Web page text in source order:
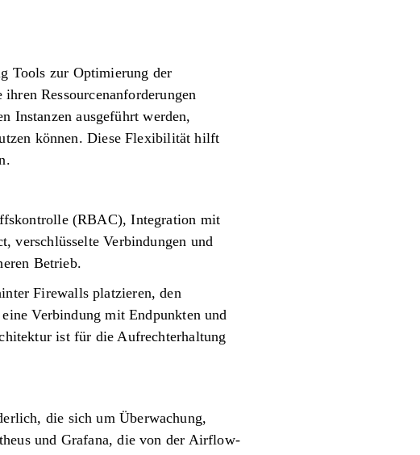
Tools zur Optimierung der
Ressourcenanforderungen
Instanzen ausgeführt werden,
können. Diese Flexibilität hilft
(RBAC), Integration mit
verschlüsselte Verbindungen und
Betrieb.
Firewalls platzieren, den
Verbindung mit Endpunkten und
ist für die Aufrechterhaltung
die sich um Überwachung,
und Grafana, die von der Airflow-